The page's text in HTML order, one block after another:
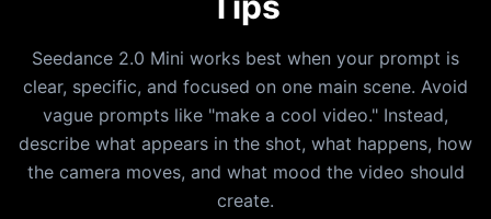
Seedance 2.0 Mini works best when your prompt is
clear, specific, and focused on one main scene. Avoid
vague prompts like "make a cool video." Instead,
describe what appears in the shot, what happens, how
the camera moves, and what mood the video should
create.